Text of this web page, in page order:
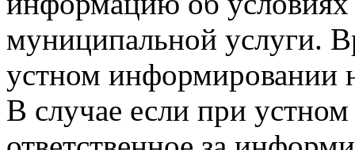
муниципальной услуги.
устном информировании
В случае если при